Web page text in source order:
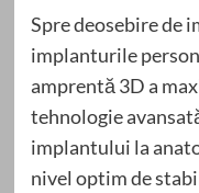
Spre deosebire de
implanturile
amprentă 3D a
tehnologie
implantului la
nivel optim de